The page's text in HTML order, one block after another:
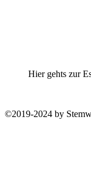
Hier gehts zur
©2019-2024 by